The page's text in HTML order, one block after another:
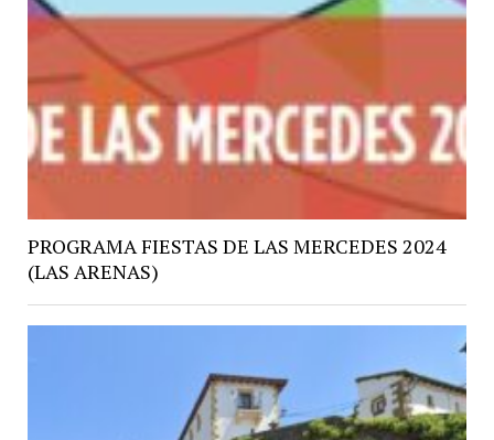
PROGRAMA FIESTAS DE LAS MERCEDES 2024
(LAS ARENAS)